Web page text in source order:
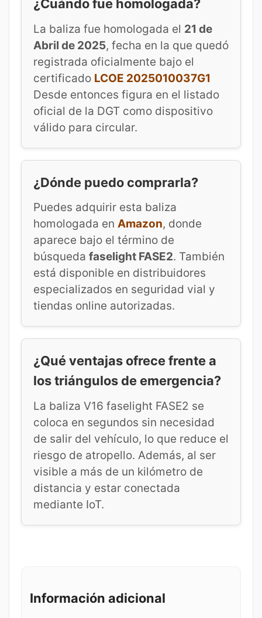
¿Cuándo fue homologada?
La baliza fue homologada el 21 de
Abril de 2025, fecha en la que quedó
registrada oficialmente bajo el
certificado LCOE 2025010037G1
Desde entonces figura en el listado
oficial de la DGT como dispositivo
válido para circular.
¿Dónde puedo comprarla?
Puedes adquirir esta baliza
homologada en Amazon, donde
aparece bajo el término de
búsqueda faselight FASE2. También
está disponible en distribuidores
especializados en seguridad vial y
tiendas online autorizadas.
¿Qué ventajas ofrece frente a
los triángulos de emergencia?
La baliza V16 faselight FASE2 se
coloca en segundos sin necesidad
de salir del vehículo, lo que reduce el
riesgo de atropello. Además, al ser
visible a más de un kilómetro de
distancia y estar conectada
mediante IoT.
Información adicional